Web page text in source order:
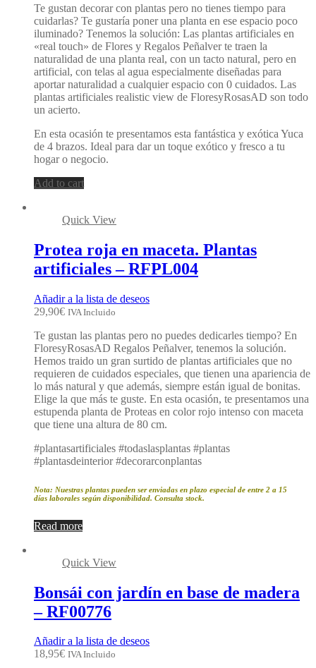
Te gustan decorar con plantas pero no tienes tiempo para
cuidarlas? Te gustaría poner una planta en ese espacio poco
iluminado? Tenemos la solución: Las plantas artificiales en
«real touch» de Flores y Regalos Peñalver te traen la
naturalidad de una planta real, con un tacto natural, pero en
artificial, con telas al agua especialmente diseñadas para
aportar naturalidad a cualquier espacio con 0 cuidados. Las
plantas artificiales realistic view de FloresyRosasAD son todo
un acierto.
En esta ocasión te presentamos esta fantástica y exótica Yuca
de 4 brazos. Ideal para dar un toque exótico y fresco a tu
hogar o negocio.
Add to cart
Quick View
Protea roja en maceta. Plantas
artificiales – RFPL004
Añadir a la lista de deseos
29,90€ IVA Incluido
Te gustan las plantas pero no puedes dedicarles tiempo? En
FloresyRosasAD Regalos Peñalver, tenemos la solución.
Hemos traido un gran surtido de plantas artificiales que no
requieren de cuidados especiales, que tienen una apariencia de
lo más natural y que además, siempre están igual de bonitas.
Elige la que más te guste. En esta ocasión, te presentamos una
estupenda planta de Proteas en color rojo intenso con maceta
que tiene una altura de 80 cm.
#plantasartificiales #todaslasplantas #plantas
#plantasdeinterior #decorarconplantas
Nota: Nuestras plantas pueden ser enviadas en plazo especial de entre 2 a 15
días laborales según disponibilidad. Consulta stock.
Read more
Quick View
Bonsái con jardín en base de madera
– RF00776
Añadir a la lista de deseos
18,95€ IVA Incluido